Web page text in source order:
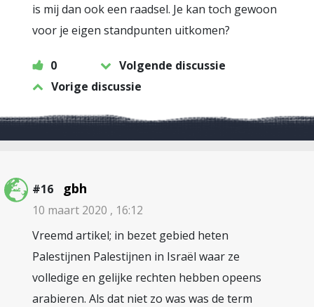
is mij dan ook een raadsel. Je kan toch gewoon
voor je eigen standpunten uitkomen?
0
Volgende discussie
Vorige discussie
#16 gbh
10 maart 2020 , 16:12
Vreemd artikel; in bezet gebied heten
Palestijnen Palestijnen in Israël waar ze
volledige en gelijke rechten hebben opeens
arabieren. Als dat niet zo was was de term